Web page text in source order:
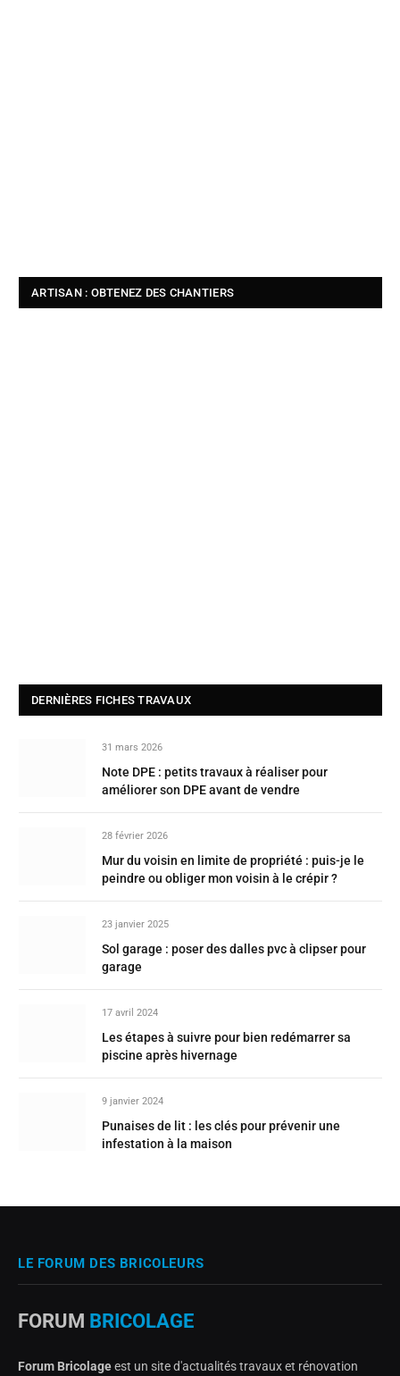
ARTISAN : OBTENEZ DES CHANTIERS
DERNIÈRES FICHES TRAVAUX
31 mars 2026
Note DPE : petits travaux à réaliser pour
améliorer son DPE avant de vendre
28 février 2026
Mur du voisin en limite de propriété : puis-je le
peindre ou obliger mon voisin à le crépir ?
23 janvier 2025
Sol garage : poser des dalles pvc à clipser pour
garage
17 avril 2024
Les étapes à suivre pour bien redémarrer sa
piscine après hivernage
9 janvier 2024
Punaises de lit : les clés pour prévenir une
infestation à la maison
LE FORUM DES BRICOLEURS
FORUM BRICOLAGE
Forum Bricolageest un site d'actualités travaux et rénovation